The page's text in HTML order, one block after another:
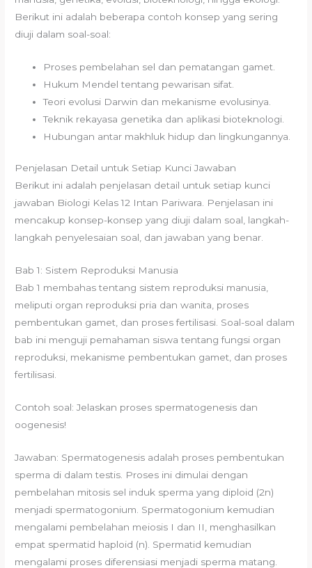
Berikut ini adalah beberapa contoh konsep yang sering
diuji dalam soal-soal:
Proses pembelahan sel dan pematangan gamet.
Hukum Mendel tentang pewarisan sifat.
Teori evolusi Darwin dan mekanisme evolusinya.
Teknik rekayasa genetika dan aplikasi bioteknologi.
Hubungan antar makhluk hidup dan lingkungannya.
Penjelasan Detail untuk Setiap Kunci Jawaban
Berikut ini adalah penjelasan detail untuk setiap kunci
jawaban Biologi Kelas 12 Intan Pariwara. Penjelasan ini
mencakup konsep-konsep yang diuji dalam soal, langkah-
langkah penyelesaian soal, dan jawaban yang benar.
Bab 1: Sistem Reproduksi Manusia
Bab 1 membahas tentang sistem reproduksi manusia,
meliputi organ reproduksi pria dan wanita, proses
pembentukan gamet, dan proses fertilisasi. Soal-soal dalam
bab ini menguji pemahaman siswa tentang fungsi organ
reproduksi, mekanisme pembentukan gamet, dan proses
fertilisasi.
Contoh soal: Jelaskan proses spermatogenesis dan
oogenesis!
Jawaban: Spermatogenesis adalah proses pembentukan
sperma di dalam testis. Proses ini dimulai dengan
pembelahan mitosis sel induk sperma yang diploid (2n)
menjadi spermatogonium. Spermatogonium kemudian
mengalami pembelahan meiosis I dan II, menghasilkan
empat spermatid haploid (n). Spermatid kemudian
mengalami proses diferensiasi menjadi sperma matang.